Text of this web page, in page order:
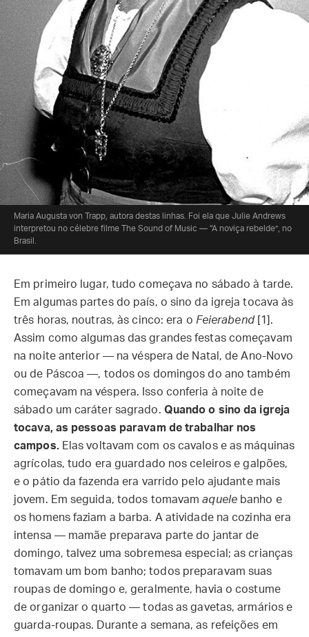
Maria Augusta von Trapp, autora destas linhas. Foi ela que Julie Andrews
interpretou no célebre filme The Sound of Music — “A noviça rebelde”, no
Brasil.
Em primeiro lugar, tudo começava no sábado à tarde.
Em algumas partes do país, o sino da igreja tocava às
três horas, noutras, às cinco: era o Feierabend[1].
Assim como algumas das grandes festas começavam
na noite anterior — na véspera de Natal, de Ano-Novo
ou de Páscoa —, todos os domingos do ano também
começavam na véspera. Isso conferia à noite de
sábado um caráter sagrado. Quando o sino da igreja
tocava, as pessoas paravam de trabalhar nos
campos.Elas voltavam com os cavalos e as máquinas
agrícolas, tudo era guardado nos celeiros e galpões,
e o pátio da fazenda era varrido pelo ajudante mais
jovem. Em seguida, todos tomavamaquelebanho e
os homens faziam a barba. A atividade na cozinha era
intensa — mamãe preparava parte do jantar de
domingo, talvez uma sobremesa especial; as crianças
tomavam um bom banho; todos preparavam suas
roupas de domingo e, geralmente, havia o costume
de organizar o quarto — todas as gavetas, armários e
guarda-roupas. Durante a semana, as refeições em